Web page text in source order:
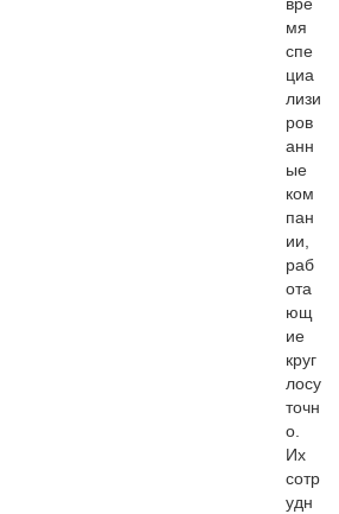
мя
спе
циа
лизи
ров
анн
ые
ком
пан
ии,
раб
ота
ющ
ие
круг
лосу
точн
о.
Их
сотр
удн